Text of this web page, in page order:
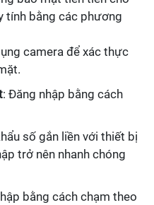
tính bằng các phương
camera để xác thực
: Đăng nhập bằng cách
số gắn liền với thiết bị
trở nên nhanh chóng
bằng cách chạm theo